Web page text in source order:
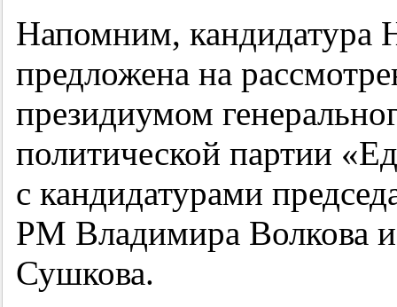
Напомним, кандидатура
предложена на
президиумом
политической партии
с кандидатурами
РМ Владимира Волкова
Сушкова.